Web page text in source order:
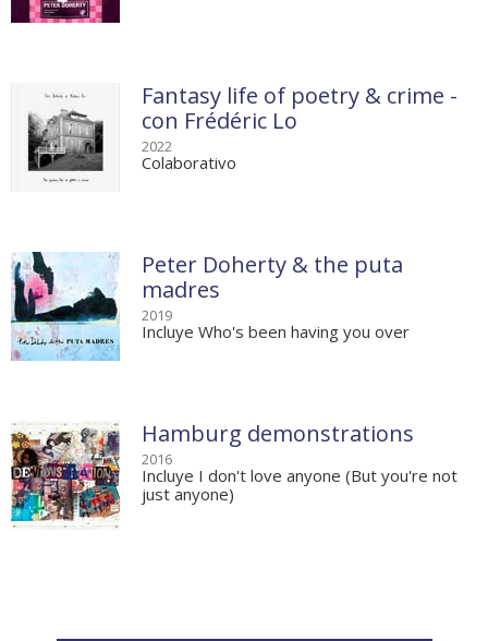
Fantasy life of poetry & crime -
con Frédéric Lo
2022
Colaborativo
Peter Doherty & the puta
madres
2019
Incluye Who's been having you over
Hamburg demonstrations
2016
Incluye I don't love anyone (But you're not
just anyone)